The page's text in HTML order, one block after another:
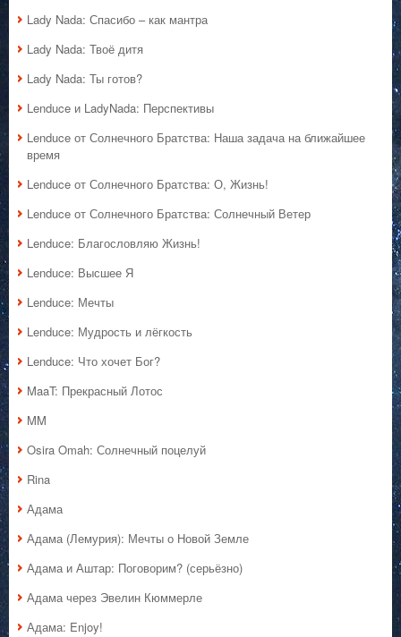
Lady Nada: Спасибо – как мантра
Lady Nada: Твоё дитя
Lady Nada: Ты готов?
Lenduce и LadyNada: Перспективы
Lenduce от Солнечного Братства: Наша задача на ближайшее
время
Lenduce от Солнечного Братства: О, Жизнь!
Lenduce от Солнечного Братства: Солнечный Ветер
Lenduce: Благословляю Жизнь!
Lenduce: Высшее Я
Lenduce: Мечты
Lenduce: Мудрость и лёгкость
Lenduce: Что хочет Бог?
MaaT: Прекрасный Лотос
MM
Osira Omah: Солнечный поцелуй
Rina
Адама
Адама (Лемурия): Мечты о Новой Земле
Адама и Аштар: Поговорим? (серьёзно)
Адама через Эвелин Кюммерле
Адама: Enjoy!